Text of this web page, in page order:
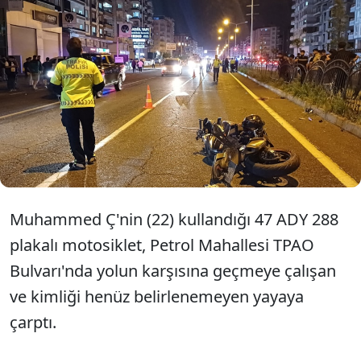
Batman'da meydana gelen trafik
kazasında 2 kişi hayatını kaybetti.
Kazayla ilgili soruşturma başlatıldı.
Muhammed Ç'nin (22) kullandığı 47 ADY 288
plakalı motosiklet, Petrol Mahallesi TPAO
Bulvarı'nda yolun karşısına geçmeye çalışan
ve kimliği henüz belirlenemeyen yayaya
çarptı.